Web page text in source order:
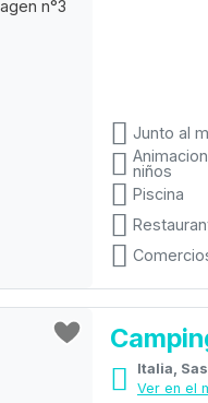
Junto al
niños
Piscina
Ver en el